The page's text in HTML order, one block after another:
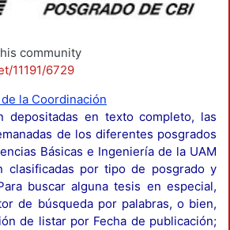
community
11191/6729
la Coordinación
depositadas en texto completo, las
de los diferentes posgrados
Básicas e Ingeniería de la UAM
clasificadas por tipo de posgrado y
buscar alguna tesis en especial,
de búsqueda por palabras, o bien,
de listar por Fecha de publicación;